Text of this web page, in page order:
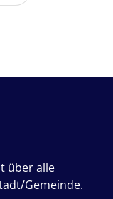
über alle
Gemeinde.